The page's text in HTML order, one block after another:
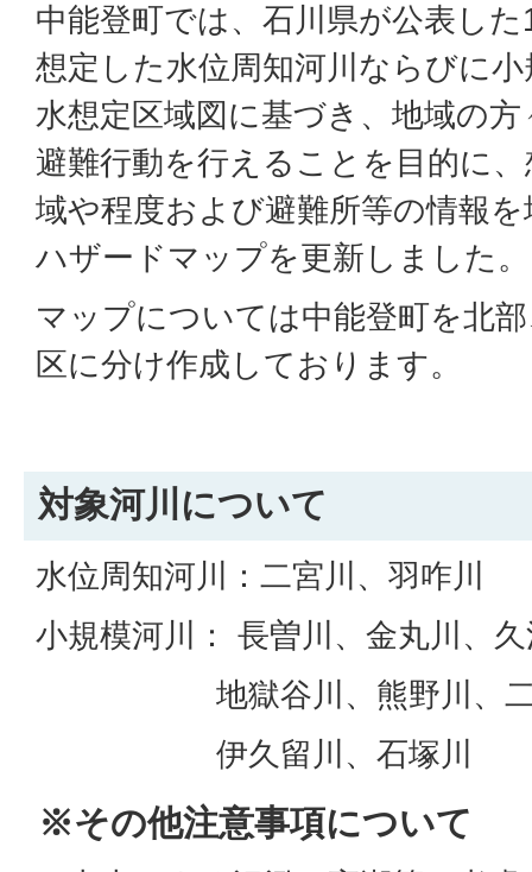
中能登町では、石川県が公表し
想定した水位周知河川ならびに
水想定区域図に基づき、地域の
避難行動を行えることを目的に
域や程度および避難所等の情報
ハザードマップを更新しました。
マップについては中能登町を北
区に分け作成しております。
対象河川について
水位周知河川：二宮川、羽咋川
小規模河川： 長曽川、金丸川、
地獄谷川、熊野川、二宮
伊久留川、石塚川
※その他注意事項について